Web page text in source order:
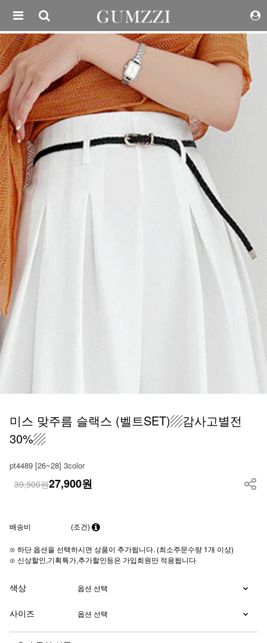
미스 맞주름 슬랙스 (벨트SET)▨감사고별전
30%▨
pt4489 [26~28] 3color
39,900원27,900원
배송비 (조건)
⊙ 하단 옵션을 선택하시면 상품이 추가됩니다. (최소주문수량 1개 이상)
⊙ 신상할인,기획특가,추가할인등은 가입회원만 적용됩니다
색상
사이즈